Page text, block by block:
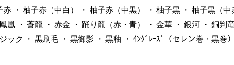
赤 ・ 柚子赤（中白） ・ 柚子赤（中黒） ・ 柚子黒 ・ 柚子黒（中
凰 ・ 蒼龍 ・ 赤金 ・ 踊り龍（赤・青） ・ 金華 ・ 銀河 ・ 銅判竜
ック ・ 黒刷毛 ・ 黒御影 ・ 黒釉 ・ ｲﾝｸﾞﾚｰｽﾞ（セレン巻・黒巻）